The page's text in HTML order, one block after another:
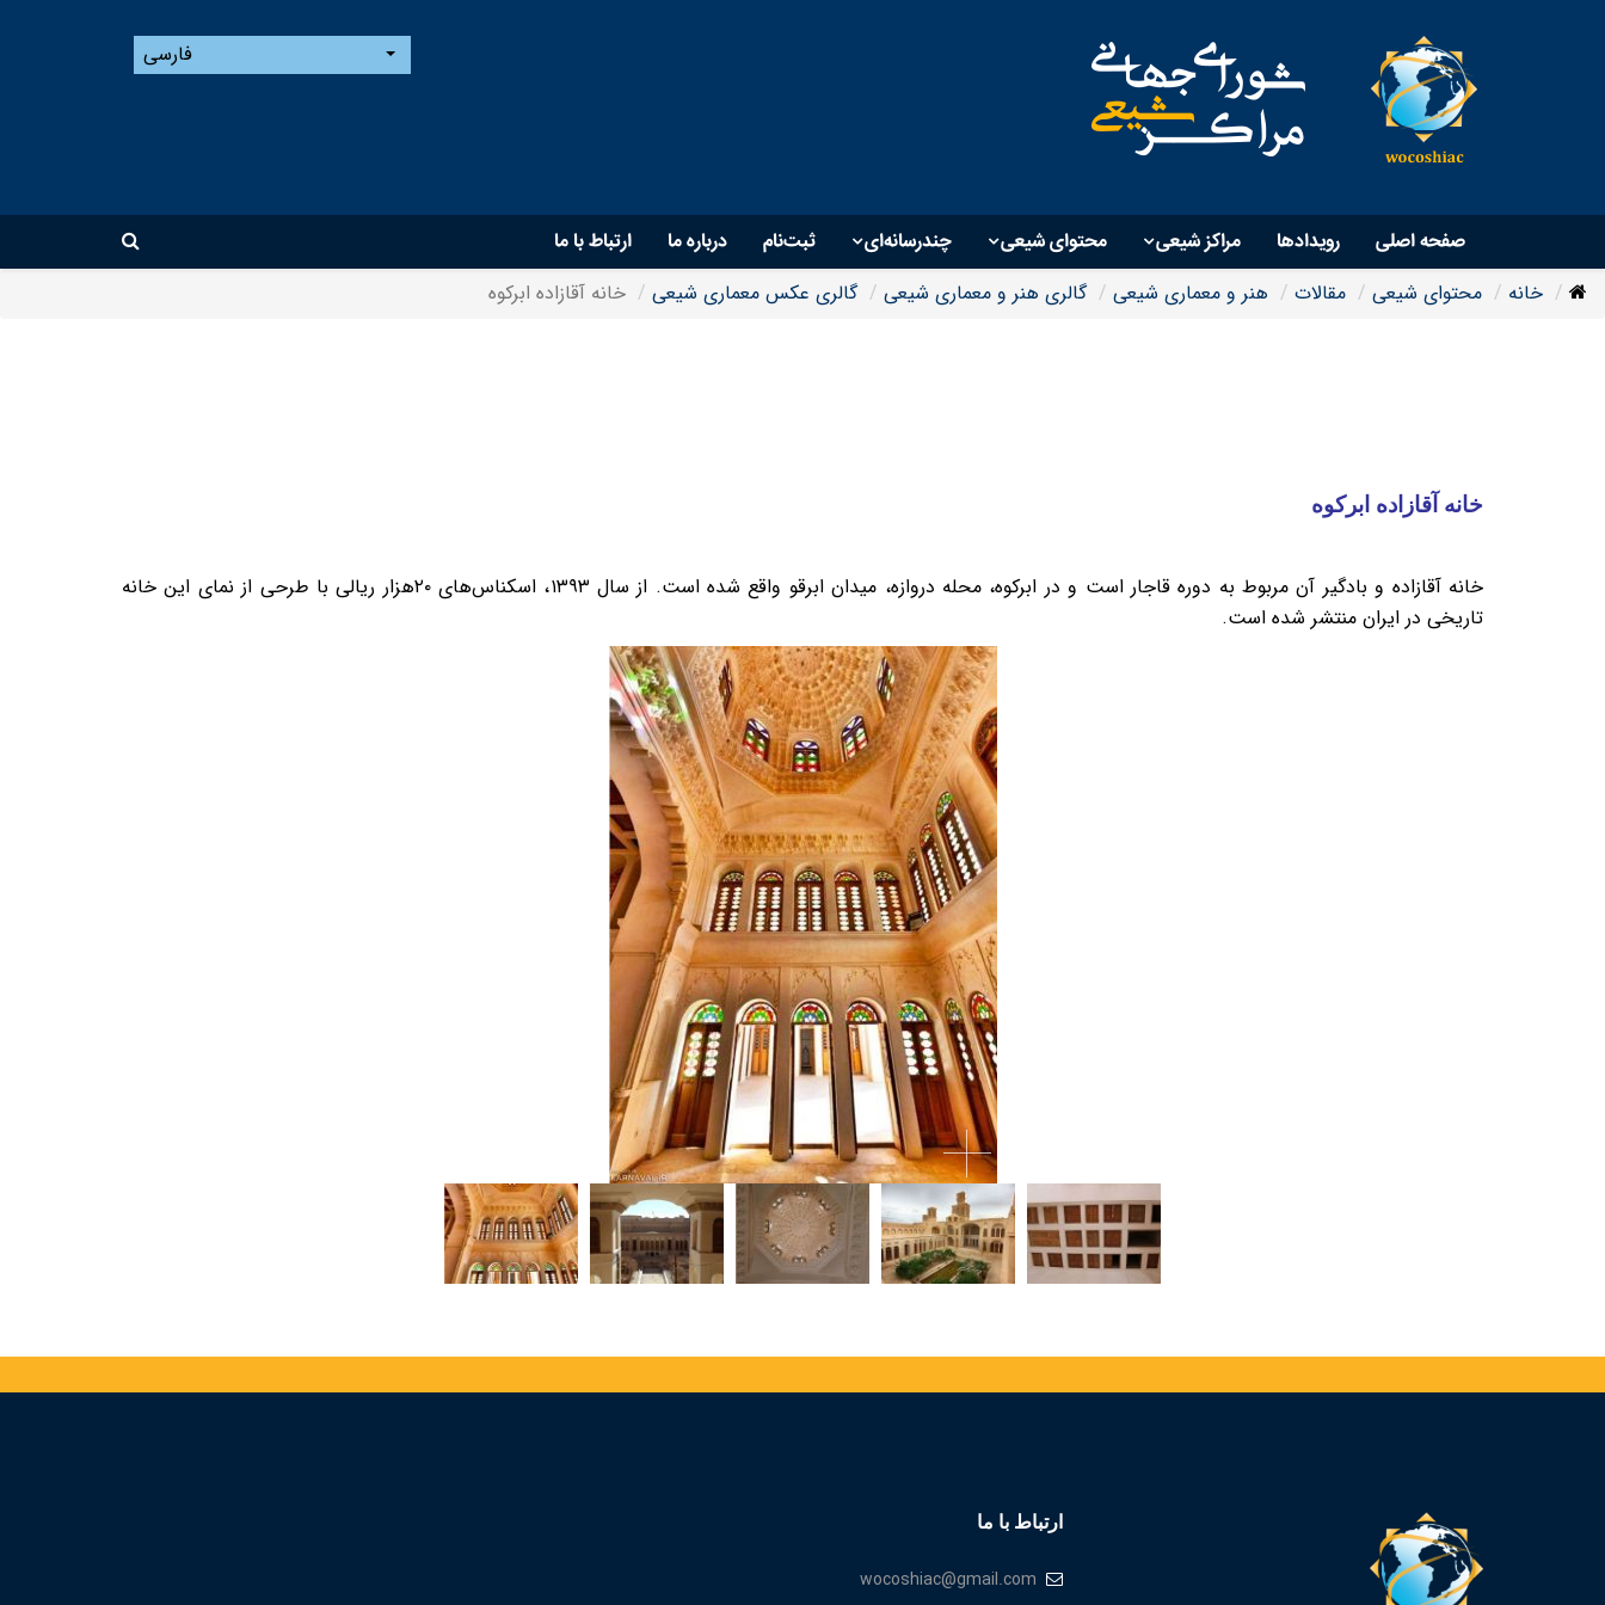
فارسی
صفحه اصلی رویداد‌ها مراکز شیعی محتوای شیعی چندرسانه‌ای ثبت‌نام درباره ما ارتباط با ما
خانه محتوای شیعی مقالات هنر و معماری شیعی گالری هنر و معماری شیعی گالری عکس معماری شیعی خانه آقازاده ابرکوه
خانه آقازاده ابرکوه
خانه آقازاده و بادگیر آن مربوط به دوره قاجار است و در ابرکوه، محله دروازه، میدان ابرقو واقع شده است. از سال ۱۳۹۳، اسکناس‌های ۲۰هزار ریالی با طرحی از نمای این خانه
تاریخی در ایران منتشر شده‌ است.
ارتباط با ما
wocoshiac@gmail.com